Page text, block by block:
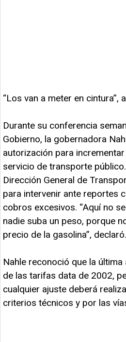
“Los van a meter en cintura”,
Durante su conferencia
Gobierno, la gobernadora
autorización para
servicio de transporte
Dirección General de
para intervenir ante reportes
cobros excesivos. “Aquí no
nadie suba un peso, porque
precio de la gasolina”, declaró.
Nahle reconoció que la
de las tarifas data de 2002,
cualquier ajuste deberá
criterios técnicos y por las